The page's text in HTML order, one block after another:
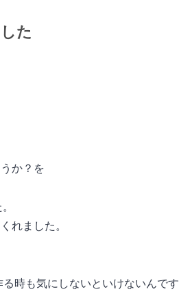
た
か？を
れました。
時も気にしないといけないんです